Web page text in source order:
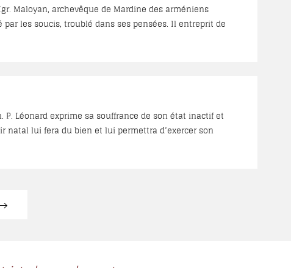
Maloyan, archevêque de Mardine des arméniens
les soucis, troublé dans ses pensées. Il entreprit de
Léonard exprime sa souffrance de son état inactif et
natal lui fera du bien et lui permettra d’exercer son